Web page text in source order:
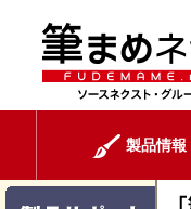
製品情報